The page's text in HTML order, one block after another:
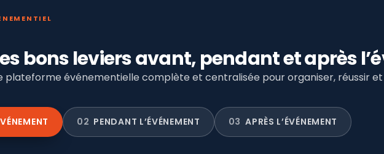
bons leviers avant, pendant et après
plateforme événementielle complète et centralisée pour organiser, réussir
02 PENDANT L’ÉVÉNEMENT 03 APRÈS L’ÉVÉNEMENT